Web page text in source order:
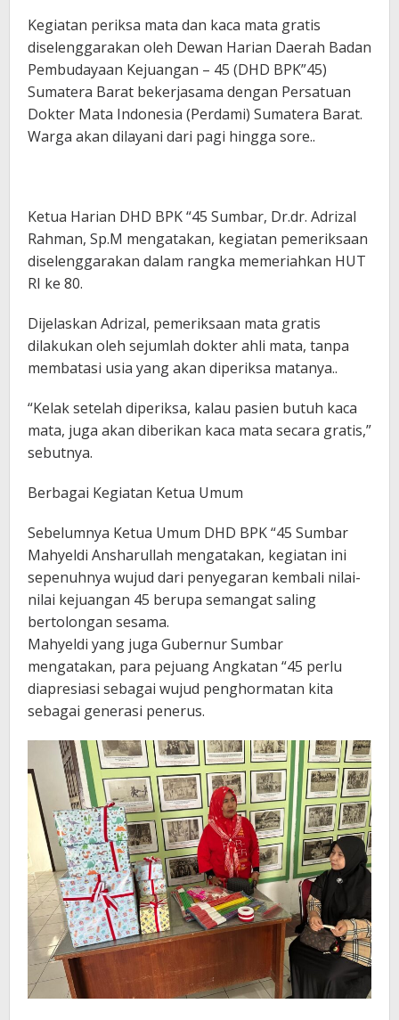
Kegiatan periksa mata dan kaca mata gratis
diselenggarakan oleh Dewan Harian Daerah Badan
Pembudayaan Kejuangan – 45 (DHD BPK”45)
Sumatera Barat bekerjasama dengan Persatuan
Dokter Mata Indonesia (Perdami) Sumatera Barat.
Warga akan dilayani dari pagi hingga sore..
Ketua Harian DHD BPK “45 Sumbar, Dr.dr. Adrizal
Rahman, Sp.M mengatakan, kegiatan pemeriksaan
diselenggarakan dalam rangka memeriahkan HUT
RI ke 80.
Dijelaskan Adrizal, pemeriksaan mata gratis
dilakukan oleh sejumlah dokter ahli mata, tanpa
membatasi usia yang akan diperiksa matanya..
“Kelak setelah diperiksa, kalau pasien butuh kaca
mata, juga akan diberikan kaca mata secara gratis,”
sebutnya.
Berbagai Kegiatan Ketua Umum
Sebelumnya Ketua Umum DHD BPK “45 Sumbar
Mahyeldi Ansharullah mengatakan, kegiatan ini
sepenuhnya wujud dari penyegaran kembali nilai-
nilai kejuangan 45 berupa semangat saling
bertolongan sesama.
Mahyeldi yang juga Gubernur Sumbar
mengatakan, para pejuang Angkatan “45 perlu
diapresiasi sebagai wujud penghormatan kita
sebagai generasi penerus.